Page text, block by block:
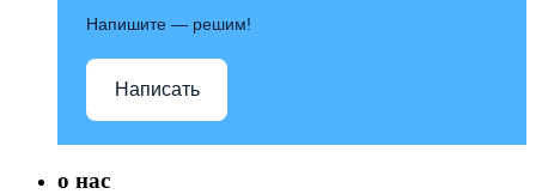
Напишите — решим!
Написать
о нас